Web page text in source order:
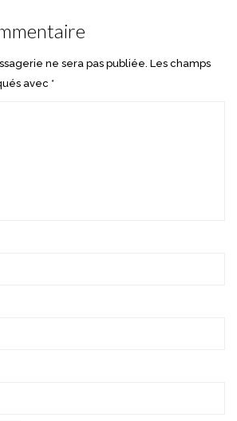
ne sera pas publiée. Les champs
avec *